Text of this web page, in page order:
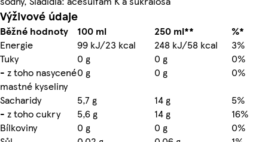
Výživové údaje
Běžné hodnoty 100 ml 250 ml**
%*
Energie
99 kJ/23 kcal 248 kJ/58 kcal
3%
Tuky
0 g 0 g
0%
- z toho nasycené
mastné kyseliny
0 g 0 g
0%
Sacharidy
5,7 g 14 g
5%
- z toho cukry
5,6 g 14 g
16%
Bílkoviny
0 g 0 g
0%